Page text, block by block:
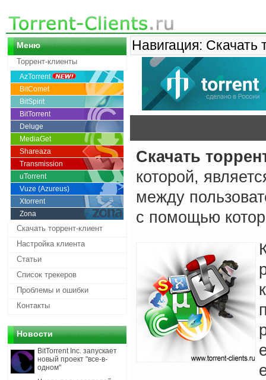
Меню
Торрент-клиенты
AzTorrent
BitComet
BitSpirit
BitTorrent
Deluge
MediaGet
Shareaza
Transmission
uTorrent
Vuze (Azureus)
Xtorrent
Zona
Скачать торрент-клиент
Настройка клиента
Статьи
Список трекеров
Проблемы и ошибки
Контакты
Новости
BitTorrent Inc. запускает
новый проект "все-в-
одном"
Навигация: Скачать
Скачать
которой,
между
с помощью